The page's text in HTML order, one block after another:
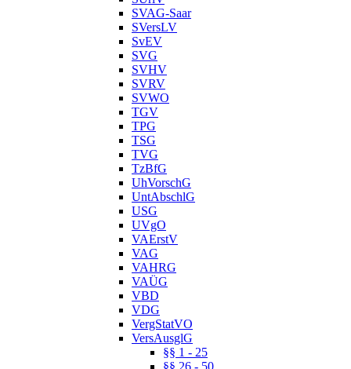
SVAG-Saar
SVersLV
SvEV
SVG
SVHV
SVRV
SVWO
TGV
TPG
TSG
TVG
TzBfG
UhVorschG
UntAbschlG
USG
UVgO
VAErstV
VAG
VAHRG
VAÜG
VBD
VDG
VergStatVO
VersAusglG
§§ 1 - 25
§§ 26 - 50